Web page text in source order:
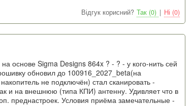
Відгук корисний? Так (0) | Ні (0)
основе Sigma Designs 864x ? - ? - у кого-нить сей
обновил до 100916_2027_beta(на
не подключён) стал сканировать -
и на внешнюю (типа КПИ) антенну. Удивляет что в
преднастроек. Условия приёма замечательные -